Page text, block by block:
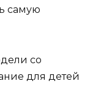
самую